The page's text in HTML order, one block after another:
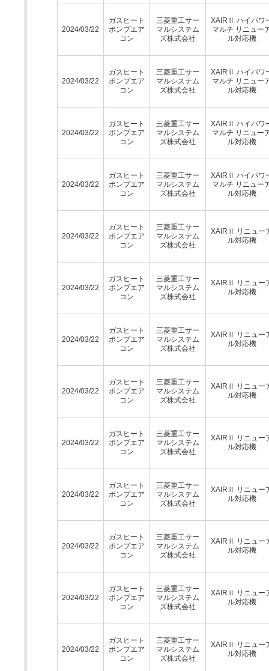
2024/03/22
ガスヒート
ポンプエア
コン
三菱重工サー
マルシステム
ズ株式会社
XAIRⅡ ハイパワ
マルチ リニュー
ル対応機
2024/03/22
ガスヒート
ポンプエア
コン
三菱重工サー
マルシステム
ズ株式会社
XAIRⅡ ハイパワ
マルチ リニュー
ル対応機
2024/03/22
ガスヒート
ポンプエア
コン
三菱重工サー
マルシステム
ズ株式会社
XAIRⅡ ハイパワ
マルチ リニュー
ル対応機
2024/03/22
ガスヒート
ポンプエア
コン
三菱重工サー
マルシステム
ズ株式会社
XAIRⅡ ハイパワ
マルチ リニュー
ル対応機
2024/03/22
ガスヒート
ポンプエア
コン
三菱重工サー
マルシステム
ズ株式会社
XAIRⅡ リニュー
ル対応機
2024/03/22
ガスヒート
ポンプエア
コン
三菱重工サー
マルシステム
ズ株式会社
XAIRⅡ リニュー
ル対応機
2024/03/22
ガスヒート
ポンプエア
コン
三菱重工サー
マルシステム
ズ株式会社
XAIRⅡ リニュー
ル対応機
2024/03/22
ガスヒート
ポンプエア
コン
三菱重工サー
マルシステム
ズ株式会社
XAIRⅡ リニュー
ル対応機
2024/03/22
ガスヒート
ポンプエア
コン
三菱重工サー
マルシステム
ズ株式会社
XAIRⅡ リニュー
ル対応機
2024/03/22
ガスヒート
ポンプエア
コン
三菱重工サー
マルシステム
ズ株式会社
XAIRⅡ リニュー
ル対応機
2024/03/22
ガスヒート
ポンプエア
コン
三菱重工サー
マルシステム
ズ株式会社
XAIRⅡ リニュー
ル対応機
2024/03/22
ガスヒート
ポンプエア
コン
三菱重工サー
マルシステム
ズ株式会社
XAIRⅡ リニュー
ル対応機
2024/03/22
ガスヒート
ポンプエア
コン
三菱重工サー
マルシステム
ズ株式会社
XAIRⅡ リニュー
ル対応機